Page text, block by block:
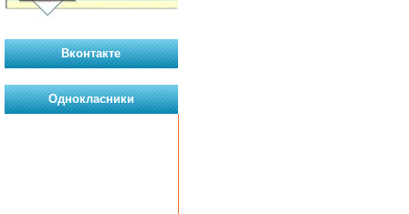
Вконтакте
Однокласники